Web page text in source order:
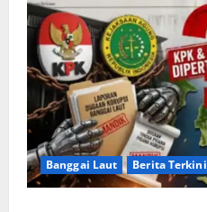
Banggai Laut Berita Terkini